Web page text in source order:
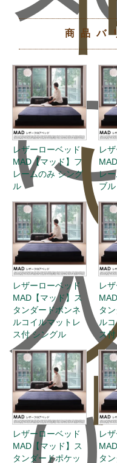
商品バ
レザーローベッド
MAD【マッド】フ
レームのみ シング
ル
レ
レ
ブル
レザーローベッド
MAD【マッド】ス
タンダードボンネ
ルコイルマットレ
ス付 シングル
レ
タ
ル
ス
レザーローベッド
MAD【マッド】ス
タンダードポケッ
レ
タ